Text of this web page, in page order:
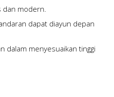
dan modern.
dapat diayun depan
dalam menyesuaikan tinggi